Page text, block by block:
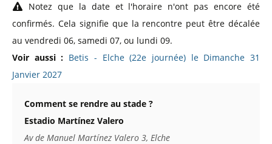
Notez que la date et l'horaire n'ont pas encore été
confirmés. Cela signifie que la rencontre peut être décalée
au vendredi 06, samedi 07, ou lundi 09.
Voir aussi : Betis - Elche (22e journée) le Dimanche 31
Janvier 2027
Comment se rendre au stade ?
Estadio Martínez Valero
Av de Manuel Martínez Valero 3, Elche